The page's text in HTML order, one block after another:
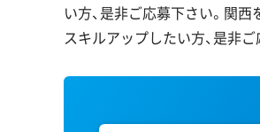
い方、是非ご応募下さい。関
スキルアップしたい方、是非